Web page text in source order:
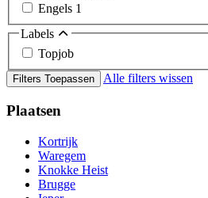
Engels 1
Labels
Topjob
Filters Toepassen Alle filters wissen
Plaatsen
Kortrijk
Waregem
Knokke Heist
Brugge